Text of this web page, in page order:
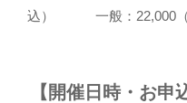
込） 一般：22,000（
【開催日時・お申